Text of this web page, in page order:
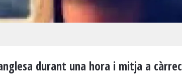
durant una hora i mitja a càrrec